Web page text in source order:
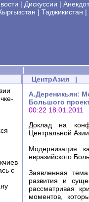
| Дискуссии |
| Таджикистан |
|
с
ЦентрАзия |
А.Дереникьян:
Большого
00:22 18.01.2011
Доклад на
Центральной
Модернизация
евразийского
Заявленная
развития и
рассматривая
моментов,